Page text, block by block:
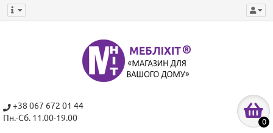
+38 067 672 01 44
Пн.-Сб. 11.00-19.00
0